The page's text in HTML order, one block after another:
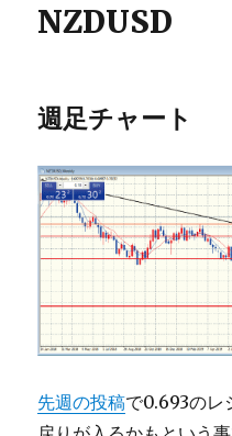
NZDUSD
週足チャート
先週の投稿で0.693のレ